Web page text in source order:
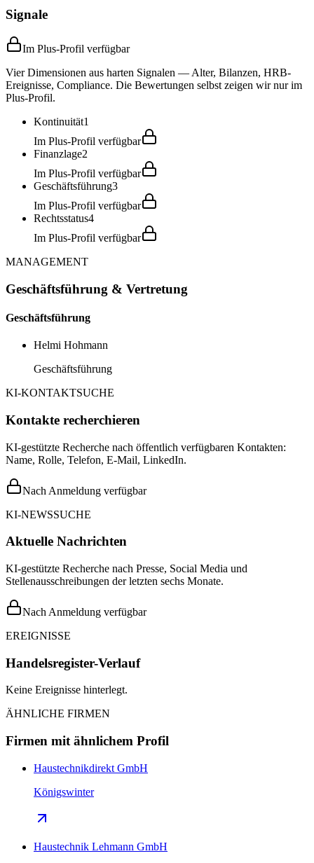
Signale
Im Plus-Profil verfügbar
Vier Dimensionen aus harten Signalen — Alter, Bilanzen, HRB-
Ereignisse, Compliance. Die Bewertungen selbst zeigen wir nur im
Plus-Profil.
Kontinuität1
Im Plus-Profil verfügbar
Finanzlage2
Im Plus-Profil verfügbar
Geschäftsführung3
Im Plus-Profil verfügbar
Rechtsstatus4
Im Plus-Profil verfügbar
MANAGEMENT
Geschäftsführung & Vertretung
Geschäftsführung
Helmi Hohmann
Geschäftsführung
KI-KONTAKTSUCHE
Kontakte recherchieren
KI-gestützte Recherche nach öffentlich verfügbaren Kontakten:
Name, Rolle, Telefon, E-Mail, LinkedIn.
Nach Anmeldung verfügbar
KI-NEWSSUCHE
Aktuelle Nachrichten
KI-gestützte Recherche nach Presse, Social Media und
Stellenausschreibungen der letzten sechs Monate.
Nach Anmeldung verfügbar
EREIGNISSE
Handelsregister-Verlauf
Keine Ereignisse hinterlegt.
ÄHNLICHE FIRMEN
Firmen mit ähnlichem Profil
Haustechnikdirekt GmbH
Königswinter
Haustechnik Lehmann GmbH